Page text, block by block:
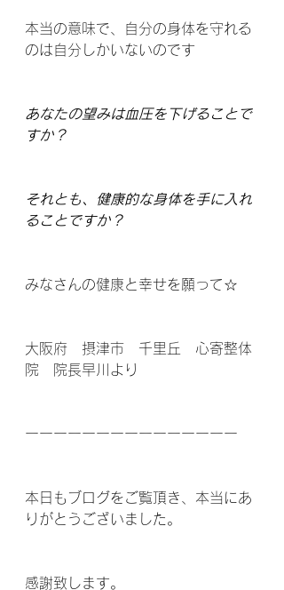
本当の意味で、自分の身体を守れる
のは自分しかいないのです
あなたの望みは血圧を下げることで
すか？
それとも、健康的な身体を手に入れ
ることですか？
みなさんの健康と幸せを願って☆
大阪府　摂津市　千里丘　心寄整体
院　院長早川より
ーーーーーーーーーーーーーーー
本日もブログをご覧頂き、本当にあ
りがとうございました。
感謝致します。